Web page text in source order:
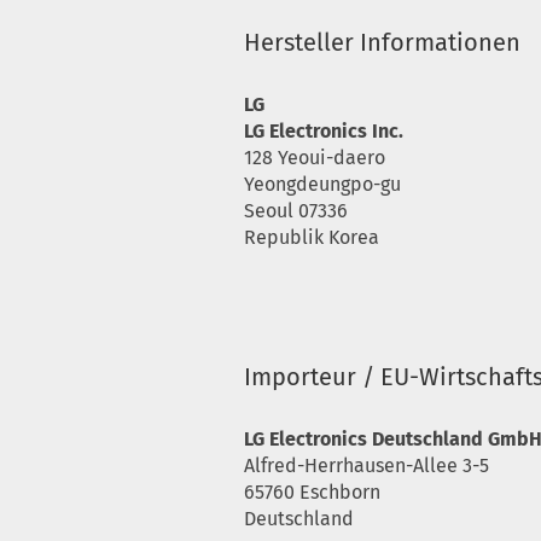
Hersteller Informationen
LG
LG Electronics Inc.
128 Yeoui-daero
Yeongdeungpo-gu
Seoul 07336
Republik Korea
Importeur / EU-
LG Electronics Deutschland GmbH
Alfred-Herrhausen-Allee 3-5
65760 Eschborn
Deutschland